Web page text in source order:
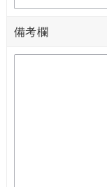
備考欄